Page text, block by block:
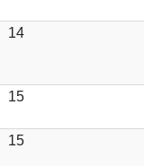
14
15
15